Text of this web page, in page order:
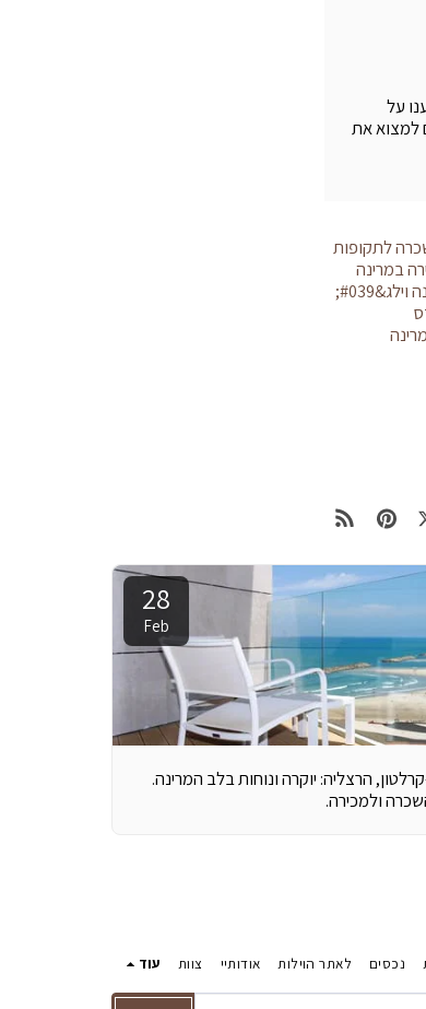
על
למצוא את
לתקופות
במרינה
מרינה וילג&#039;
28
Feb
קרלטון, הרצליה: יוקרה ונוחות בלב המרינה.
ולמכירה.
נכסים לאתר הוילות אודותיי צוות עוד